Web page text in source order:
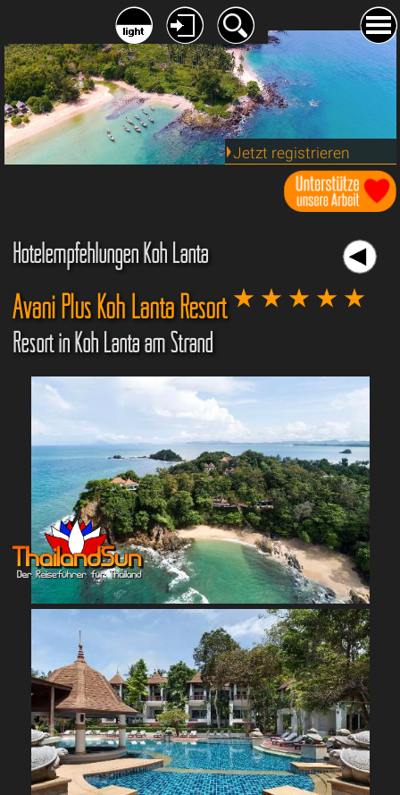
Jetzt registrieren
Hotelempfehlungen Koh Lanta
Avani Plus Koh Lanta Resort
Resort in Koh Lanta am Strand